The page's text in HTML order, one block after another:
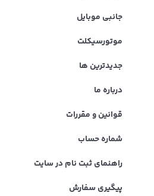
جانبی موبایل
موتورسیکلت
جدیدترین ها
درباره ما
قوانین و مقررات
شماره حساب
راهنمای ثبت نام در سایت
پیگیری سفارش